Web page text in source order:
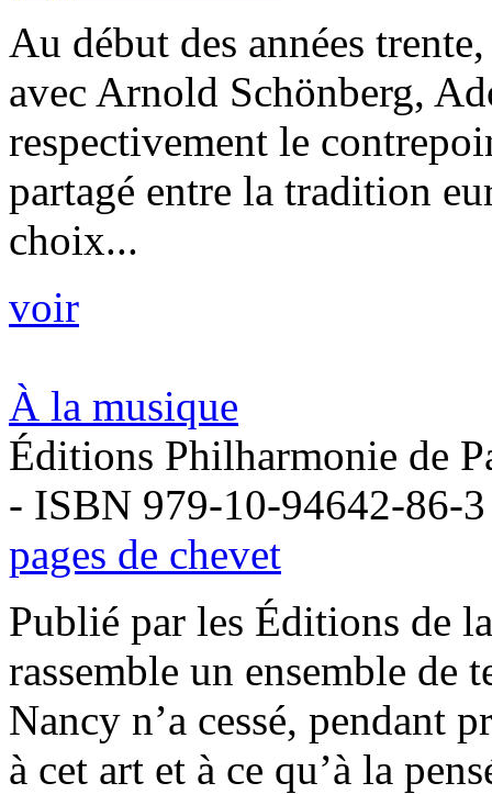
Au début des années
avec Arnold Schönberg,
respectivement le
partagé entre la tradition
choix...
voir
À la musique
Éditions Philharmonie de
- ISBN 979-10-94642-86-3
pages de chevet
Publié par les Éditions de
rassemble un ensemble de
Nancy n’a cessé, pendant
à cet art et à ce qu’à la